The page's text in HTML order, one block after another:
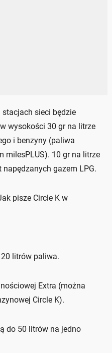
sieci będzie
wysokości 30 gr na litrze
i benzyny (paliwa
milesPLUS). 10 gr na litrze
gazem LPG.
pisze Circle K w
litrów paliwa.
Extra (można
Circle K).
do 50 litrów na jedno